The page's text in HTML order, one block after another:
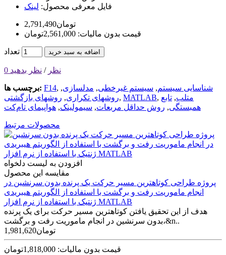
فایل معرفی محصول: لینک
2,791,490تومان
قیمت بدون مالیات: 2,561,000تومان
تعداد اضافه به سبد خرید
0 نظر / نظر بدهید
برچسب ها: F14, شناسایی سیستم, سیستم غیرخطی, مدلسازی,
روشهای تکراری, روشهای بازگشتی , MATLAB, متلب, تابع
همبستگی, روش حداقل مربعات, سیمولینک, هواپیمای تام‌کت
محصولات مرتبط
افزودن به لیست دلخواه
مقایسه این محصول
پروژه طراحی کوتاهترین مسیر حرکت یک پرنده بدون سرنشین در
انجام ماموریت رفت و برگشت با استفاده از الگوریتم هیبریدی
ژنتیک با استفاده از نرم افزار MATLAB
هدف از این تحقیق یافتن کوتاهترین مسیر حرکت برای یک پرنده
بدون سرنشین در انجام ماموریت رفت و برگشت،&n..
1,981,620تومان
قیمت بدون مالیات: 1,818,000تومان